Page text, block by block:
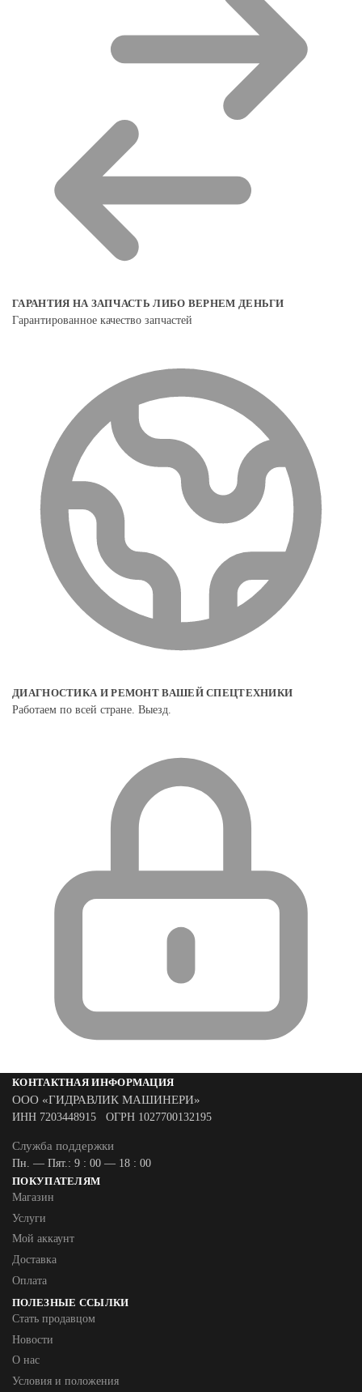
ГАРАНТИЯ НА ЗАПЧАСТЬ ЛИБО ВЕРНЕМ ДЕНЬГИ
Гарантированное качество запчастей
ДИАГНОСТИКА И РЕМОНТ ВАШЕЙ СПЕЦТЕХНИКИ
Работаем по всей стране. Выезд.
КОНТАКТНАЯ ИНФОРМАЦИЯ
ООО «ГИДРАВЛИК МАШИНЕРИ»
ИНН 7203448915 ОГРН 1027700132195
Служба поддержки
Пн. — Пят.: 9 : 00 — 18 : 00
ПОКУПАТЕЛЯМ
Магазин
Услуги
Мой аккаунт
Доставка
Оплата
ПОЛЕЗНЫЕ ССЫЛКИ
Стать продавцом
Новости
О нас
Условия и положения